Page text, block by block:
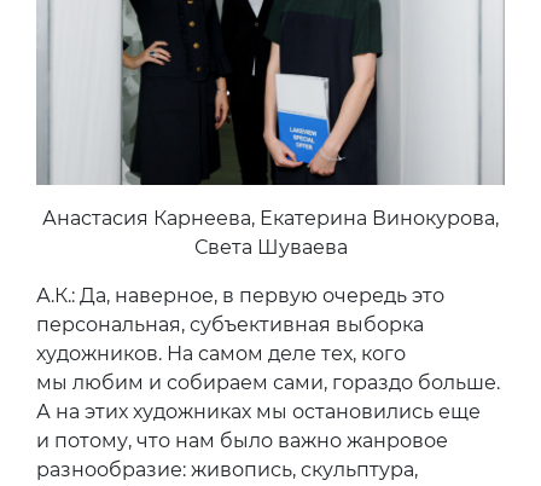
Анастасия Карнеева, Екатерина Винокурова,
Света Шуваева
А.К.: Да, наверное, в первую очередь это
персональная, субъективная выборка
художников. На самом деле тех, кого
мы любим и собираем сами, гораздо больше.
А на этих художниках мы остановились еще
и потому, что нам было важно жанровое
разнообразие: живопись, скульптура,